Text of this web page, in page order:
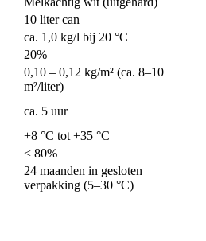
10 liter can
ca. 1,0 kg/l bij 20 °C
20%
0,10 – 0,12 kg/m² (ca. 8–10
m²/liter)
ca. 5 uur
+8 °C tot +35 °C
< 80%
24 maanden in gesloten
verpakking (5–30 °C)